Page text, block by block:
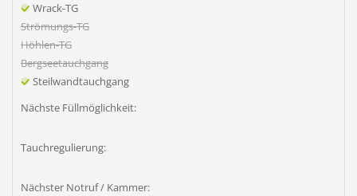
Wrack-TG
Strömungs-TG
Höhlen-TG
Bergseetauchgang
Steilwandtauchgang
Nächste Füllmöglichkeit:
Tauchregulierung:
Nächster Notruf / Kammer: